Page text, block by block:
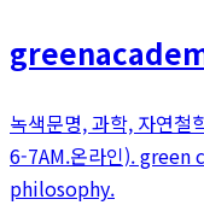
녹색문명, 과학, 자연철
6-7AM.온라인).
philosophy.